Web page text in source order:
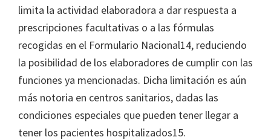
limita la actividad elaboradora a dar respuesta a
prescripciones facultativas o a las fórmulas
recogidas en el Formulario Nacional14, reduciendo
la posibilidad de los elaboradores de cumplir con las
funciones ya mencionadas. Dicha limitación es aún
más notoria en centros sanitarios, dadas las
condiciones especiales que pueden tener llegar a
tener los pacientes hospitalizados15.